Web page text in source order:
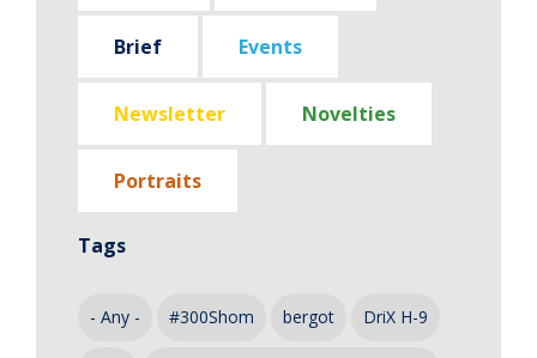
Brief Events
Newsletter Novelties
Portraits
Tags
- Any - #300Shom bergot DriX H-9